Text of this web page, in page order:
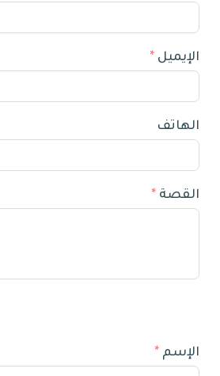
الإيميل
الهاتف
القصة
الإسم